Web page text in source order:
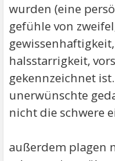
wurden (eine
gefühle von
halsstarrigkeit,
gekennzeichnet
unerwünschte
nicht die schwere
außerdem plagen